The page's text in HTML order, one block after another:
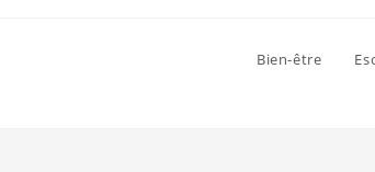
Bien-être